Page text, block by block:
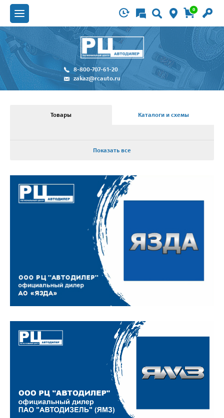
0
8-800-707-61-20
zakaz@rcauto.ru
Товары Каталоги и схемы
Показать все